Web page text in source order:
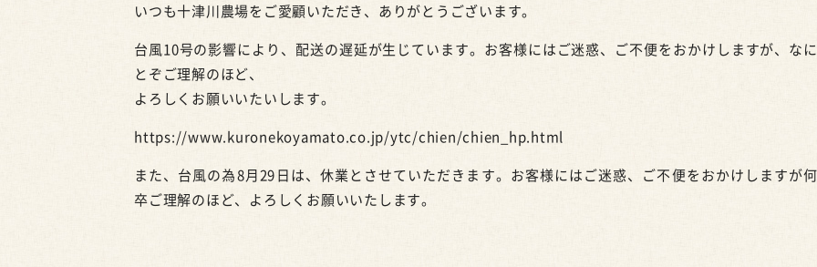
いつも十津川農場をご愛顧いただき、ありがとうございます。
台風10号の影響により、配送の遅延が生じています。お客様にはご迷惑、ご不便をおかけしますが、なに
とぞご理解のほど、
よろしくお願いいたいします。
https://www.kuronekoyamato.co.jp/ytc/chien/chien_hp.html
また、台風の為8月29日は、休業とさせていただきます。お客様にはご迷惑、ご不便をおかけしますが何
卒ご理解のほど、よろしくお願いいたします。